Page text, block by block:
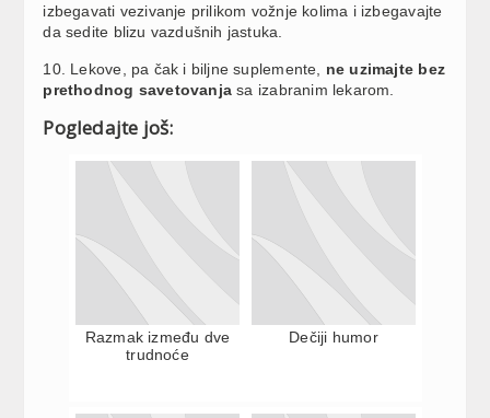
izbegavati vezivanje prilikom vožnje kolima i izbegavajte
da sedite blizu vazdušnih jastuka.
10. Lekove, pa čak i biljne suplemente,
ne uzimajte bez
prethodnog savetovanja sa izabranim lekarom.
Pogledajte još:
Razmak između dve
trudnoće
Dečiji humor